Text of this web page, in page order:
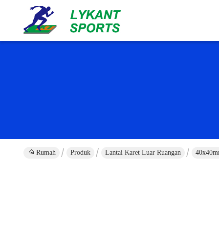
Rumah Produk Lantai Karet Luar Ruangan